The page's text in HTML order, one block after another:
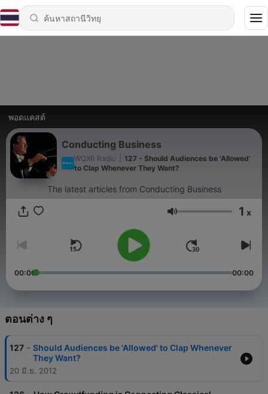
พอดแคสต์
Conducting Business
WQXR Radio
127 - Should Audiences be 'Allowed'
to Clap Whenever They Want?
The latest articles from Conducting Business
ระดับเสียง 1 x
00:00 00:00
ตอนต่าง ๆ
127 - Should Audiences be 'Allowed' to Clap Whenever
They Want?
20 มิ.ย. 2012